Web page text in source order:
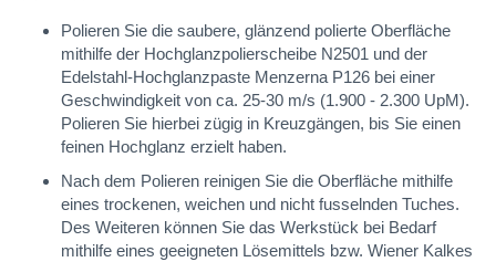
Polieren Sie die saubere, glänzend polierte Oberfläche
mithilfe der Hochglanzpolierscheibe N2501 und der
Edelstahl-Hochglanzpaste Menzerna P126 bei einer
Geschwindigkeit von ca. 25-30 m/s (1.900 - 2.300 UpM).
Polieren Sie hierbei zügig in Kreuzgängen, bis Sie einen
feinen Hochglanz erzielt haben.
Nach dem Polieren reinigen Sie die Oberfläche mithilfe
eines trockenen, weichen und nicht fusselnden Tuches.
Des Weiteren können Sie das Werkstück bei Bedarf
mithilfe eines geeigneten Lösemittels bzw. Wiener Kalkes